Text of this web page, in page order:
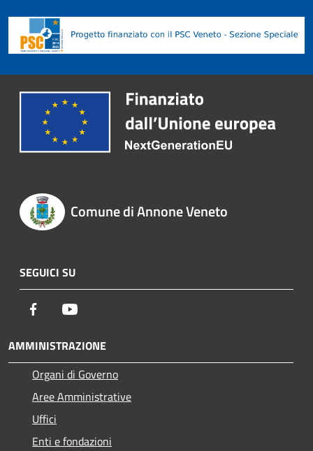
Comune di Annone Veneto
SEGUICI SU
Facebook
AMMINISTRAZIONE
Organi di Governo
Aree Amministrative
Uffici
Enti e fondazioni